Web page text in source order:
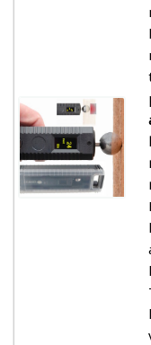
Schaller:
Gann:
Logca Atso:
Merlin:
Schaller: